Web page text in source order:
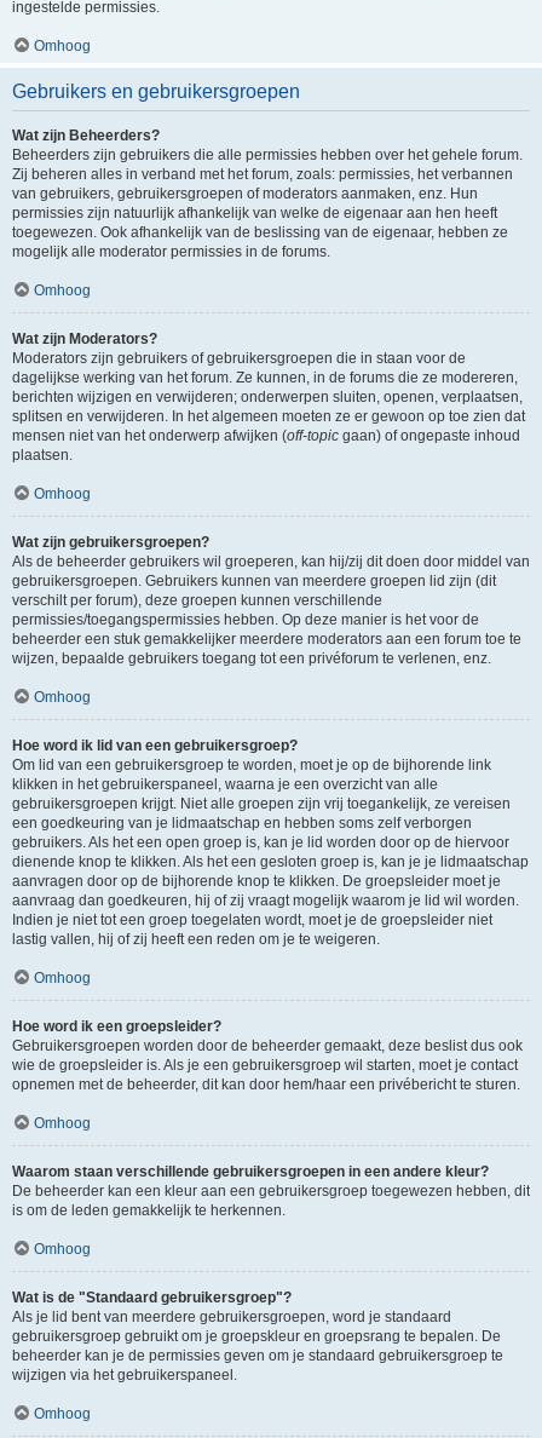
ingestelde permissies.
Omhoog
Gebruikers en gebruikersgroepen
Wat zijn Beheerders?
Beheerders zijn gebruikers die alle permissies hebben over het gehele forum.
Zij beheren alles in verband met het forum, zoals: permissies, het verbannen
van gebruikers, gebruikersgroepen of moderators aanmaken, enz. Hun
permissies zijn natuurlijk afhankelijk van welke de eigenaar aan hen heeft
toegewezen. Ook afhankelijk van de beslissing van de eigenaar, hebben ze
mogelijk alle moderator permissies in de forums.
Omhoog
Wat zijn Moderators?
Moderators zijn gebruikers of gebruikersgroepen die in staan voor de
dagelijkse werking van het forum. Ze kunnen, in de forums die ze modereren,
berichten wijzigen en verwijderen; onderwerpen sluiten, openen, verplaatsen,
splitsen en verwijderen. In het algemeen moeten ze er gewoon op toe zien dat
mensen niet van het onderwerp afwijken (off-topic gaan) of ongepaste inhoud
plaatsen.
Omhoog
Wat zijn gebruikersgroepen?
Als de beheerder gebruikers wil groeperen, kan hij/zij dit doen door middel van
gebruikersgroepen. Gebruikers kunnen van meerdere groepen lid zijn (dit
verschilt per forum), deze groepen kunnen verschillende
permissies/toegangspermissies hebben. Op deze manier is het voor de
beheerder een stuk gemakkelijker meerdere moderators aan een forum toe te
wijzen, bepaalde gebruikers toegang tot een privéforum te verlenen, enz.
Omhoog
Hoe word ik lid van een gebruikersgroep?
Om lid van een gebruikersgroep te worden, moet je op de bijhorende link
klikken in het gebruikerspaneel, waarna je een overzicht van alle
gebruikersgroepen krijgt. Niet alle groepen zijn vrij toegankelijk, ze vereisen
een goedkeuring van je lidmaatschap en hebben soms zelf verborgen
gebruikers. Als het een open groep is, kan je lid worden door op de hiervoor
dienende knop te klikken. Als het een gesloten groep is, kan je je lidmaatschap
aanvragen door op de bijhorende knop te klikken. De groepsleider moet je
aanvraag dan goedkeuren, hij of zij vraagt mogelijk waarom je lid wil worden.
Indien je niet tot een groep toegelaten wordt, moet je de groepsleider niet
lastig vallen, hij of zij heeft een reden om je te weigeren.
Omhoog
Hoe word ik een groepsleider?
Gebruikersgroepen worden door de beheerder gemaakt, deze beslist dus ook
wie de groepsleider is. Als je een gebruikersgroep wil starten, moet je contact
opnemen met de beheerder, dit kan door hem/haar een privébericht te sturen.
Omhoog
Waarom staan verschillende gebruikersgroepen in een andere kleur?
De beheerder kan een kleur aan een gebruikersgroep toegewezen hebben, dit
is om de leden gemakkelijk te herkennen.
Omhoog
Wat is de "Standaard gebruikersgroep"?
Als je lid bent van meerdere gebruikersgroepen, word je standaard
gebruikersgroep gebruikt om je groepskleur en groepsrang te bepalen. De
beheerder kan je de permissies geven om je standaard gebruikersgroep te
wijzigen via het gebruikerspaneel.
Omhoog